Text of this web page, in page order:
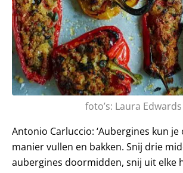
foto’s: Laura Edwards
Antonio Carluccio: ‘Aubergines kun
manier vullen en bakken. Snij drie
aubergines doormidden, snij uit elke